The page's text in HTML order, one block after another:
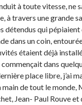
à toute vitesse, ne
à travers une grande
détendus qui pépiaient
dans un coin,
étaient déjà
commençait dans
place libre, j’ai
de tout le monde,
Jean- Paul Rouve et